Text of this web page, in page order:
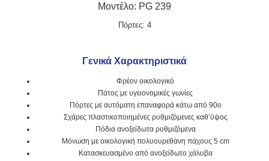
Μοντέλο: PG 239
Πόρτες: 4
Γενικά Χαρακτηριστικά
Φρέον οικολογικό
Πάτος με υγειονομικές γωνίες
Πόρτες με αυτόματη επαναφορά κάτω από 90o
Σχάρες πλαστικοποιημένες ρυθμιζόμενες καθ’ύψος
Πόδια ανοξείδωτα ρυθμιζόμενα
Μόνωση με οικολογική πολυουρεθάνη πάχους 5 cm
Κατασκευασμένο από ανοξείδωτο χάλυβα